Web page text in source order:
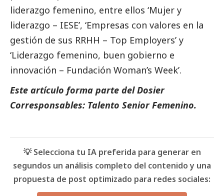
liderazgo femenino, entre ellos ‘Mujer y
liderazgo – IESE’, ‘Empresas con valores en la
gestión de sus RRHH – Top Employers’ y
‘Liderazgo femenino, buen gobierno e
innovación – Fundación Woman’s Week’.
Este artículo forma parte delDosier
Corresponsables: Talento Senior Femenino.
💡 Selecciona tu IA preferida para generar en
segundos un análisis completo del contenido y una
propuesta de post optimizado para redes sociales: